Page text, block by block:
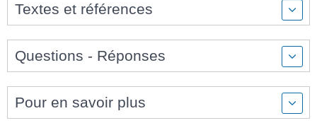
Textes et références
Questions - Réponses
Pour en savoir plus